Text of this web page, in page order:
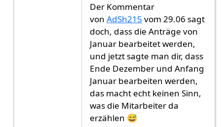
Der Kommentar
vonAdSh215 vom 29.06 sagt
doch, dass die Anträge von
Januar bearbeitet werden,
und jetzt sagte man dir, dass
Ende Dezember und Anfang
Januar bearbeiten werden,
das macht echt keinen Sinn,
was die Mitarbeiter da
erzählen 😅